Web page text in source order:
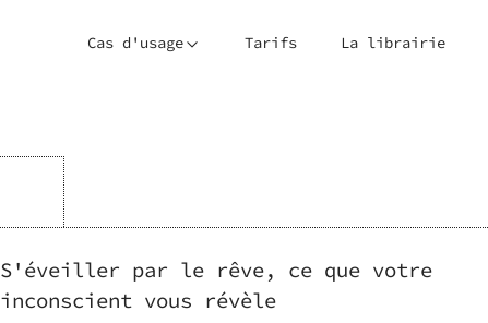
Cas d'usage Tarifs La librairie
S'éveiller par le rêve, ce que votre
inconscient vous révèle